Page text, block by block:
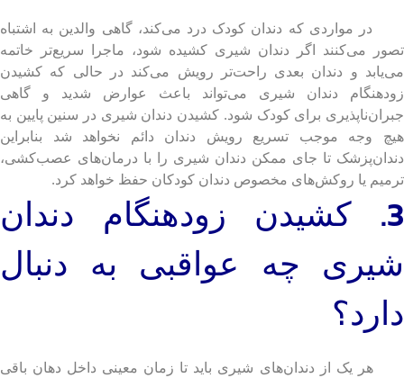
در مواردی که دندان کودک درد می‌کند، گاهی والدین به اشتباه
تصور می‌کنند اگر دندان شیری کشیده شود، ماجرا سریع‌تر خاتمه
می‌یابد و دندان بعدی راحت‌تر رویش می‌کند در حالی که کشیدن
زودهنگام دندان شیری می‌تواند باعث عوارض شدید و گاهی
جبران‌ناپذیری برای کودک شود. کشیدن دندان شیری در سنین پایین به
هیچ وجه موجب تسریع رویش دندان دائم نخواهد شد بنابراین
دندان‌پزشک تا جای ممکن دندان شیری را با درمان‌های عصب‌کشی،
ترمیم یا روکش‌های مخصوص دندان کودکان حفظ خواهد کرد.
3. کشیدن زودهنگام دندان
شیری چه عواقبی به دنبال
دارد؟
هر یک از دندان‌های شیری باید تا زمان معینی داخل دهان باقی